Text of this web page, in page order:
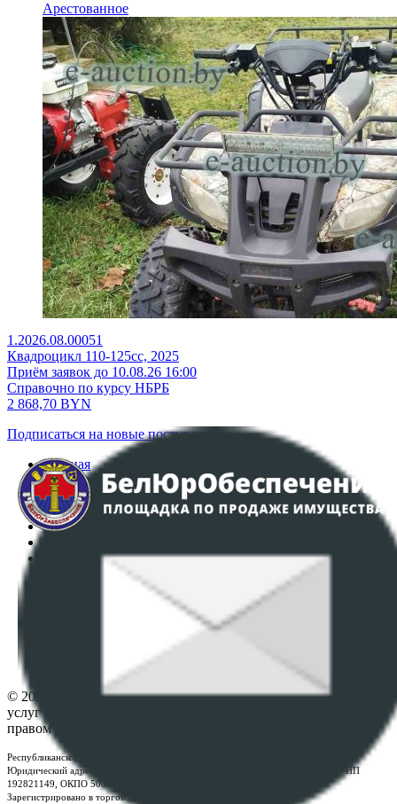
Арестованное
1.2026.08.00051
Квадроцикл 110-125сс, 2025
Приём заявок до 10.08.26 16:00
Справочно по курсу НБРБ
2 868,70 BYN
Подписаться на новые поступления
Главная
Аукционы
Интернет-магазин
Регламент организации и проведения торгов
Политика в отношении обработки персональных
ПОЛОЖЕНИЕ О ПОЛИТИКЕ ОБРАБОТКИ COOKIE-
Настройки cookie-файлов
© 2026 Республиканское унитарное предприятие по оказанию
услуг "БелЮрОбеспечение" - Все права защищены авторским
правом
Республиканское унитарное предприятие по оказанию услуг "БелЮрОбеспечение"
Юридический адрес: г. Минск, пр-т. Дзержинского, 1Б, e-mail:
, УНП
192821149, ОКПО 500111895000
Зарегистрировано в торговом реестре Республики Беларусь: